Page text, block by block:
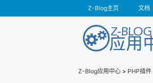
Z-Blog主页 文档
Z-Blog应用中心 > PHP插件